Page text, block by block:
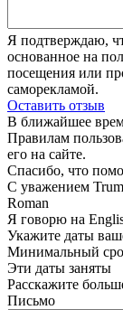
Я подтверждаю,
основанное на
посещения или
саморекламой.
Оставить отзыв
В ближайшее
Правилам
его на сайте.
Спасибо, что
С уважением
Roman
Я говорю на
Укажите даты
Минимальный
Эти даты заняты
Расскажите
Письмо